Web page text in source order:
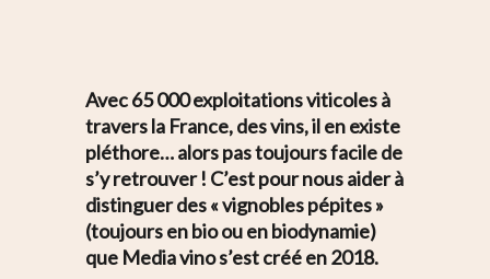
Avec 65 000 exploitations viticoles à
travers la France, des vins, il en existe
pléthore… alors pas toujours facile de
s’y retrouver ! C’est pour nous aider à
distinguer des « vignobles pépites »
(toujours en bio ou en biodynamie)
que Media vinos’est créé en 2018.